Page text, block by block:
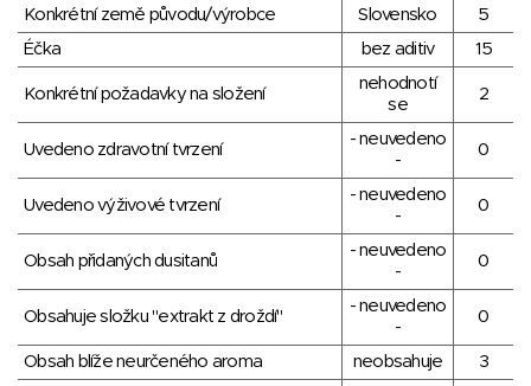
Konkrétní země původu/výrobce
Slovensko
5
Éčka
bez aditiv 15
Konkrétní požadavky na složení
nehodnotí
se
2
Uvedeno zdravotní tvrzení
- neuvedeno
-
0
Uvedeno výživové tvrzení
- neuvedeno
-
0
Obsah přidaných dusitanů
- neuvedeno
-
0
Obsahuje složku "extrakt z droždí"
- neuvedeno
-
0
Obsah blíže neurčeného aroma neobsahuje
3